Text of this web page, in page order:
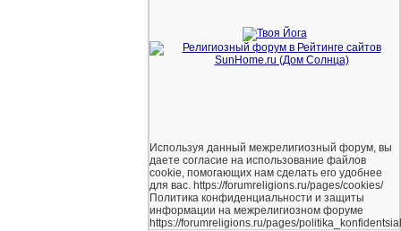
Используя данный межрелигиозный форум, вы
даете согласие на использование файлов
cookie, помогающих нам сделать его удобнее
для вас. https://forumreligions.ru/pages/cookies/
Политика конфиденциальности и защиты
информации на межрелигиозном форуме
https://forumreligions.ru/pages/